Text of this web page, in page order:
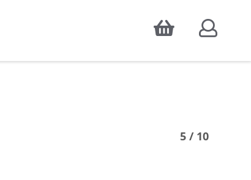
Accepter
d'audience, ainsi que pour
5 / 10